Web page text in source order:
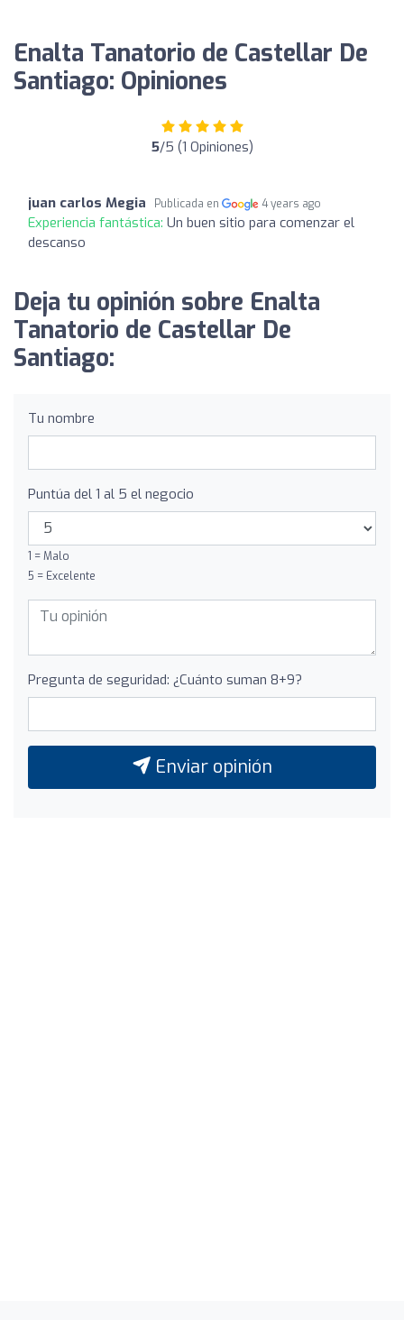
Enalta Tanatorio de Castellar De
Santiago: Opiniones
5/5 (1 Opiniones)
juan carlos Megia Publicada en 4 years ago
Experiencia fantástica: Un buen sitio para comenzar el
descanso
Deja tu opinión sobre Enalta
Tanatorio de Castellar De
Santiago:
Tu nombre
Puntúa del 1 al 5 el negocio
1 = Malo
5 = Excelente
Pregunta de seguridad: ¿Cuánto suman 8+9?
Enviar opinión